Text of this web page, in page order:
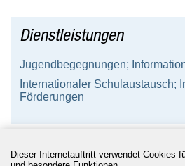
Dieser Internetauftritt verwendet Cookies
Dienstleistungen
Jugendbegegnungen;
Internationaler Schulaustausch;
Förderungen